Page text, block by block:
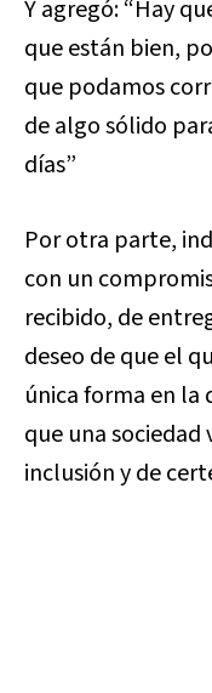
Y agregó: “Hay
que están bien,
que podamos
de algo sólido
días”
Por otra parte,
con un
recibido, de
deseo de que el
única forma en la
que una
inclusión y de